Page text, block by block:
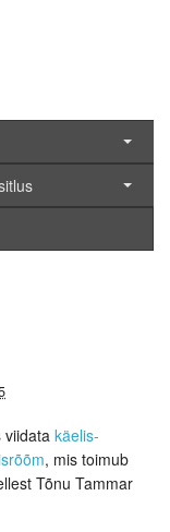
viidata käelis-
, mis toimub
Tõnu Tammar